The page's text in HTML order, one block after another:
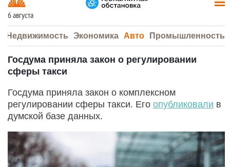
6 августа
Недвижимость Экономика Авто Промышленность
Госдума приняла закон о регулировании
сферы такси
Госдума приняла закон о комплексном
регулировании сферы такси. Его опубликовали в
думской базе данных.